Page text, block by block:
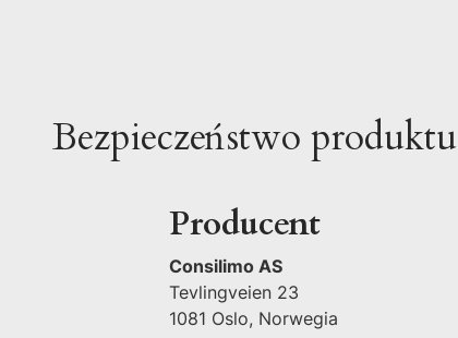
Bezpieczeństwo produktu
Producent
Consilimo AS
Tevlingveien 23
1081 Oslo, Norwegia